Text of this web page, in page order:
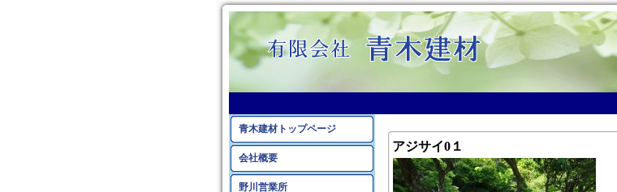
青木建材トップページ
会社概要
野川営業所
アジサイ0１